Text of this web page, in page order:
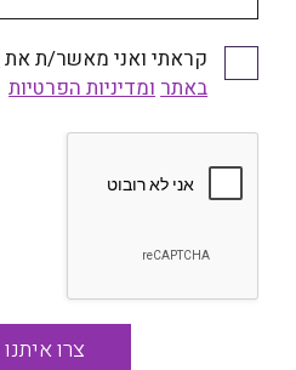
קראתי ואני מאשר/ת את
באתר ומדיניות הפרטיות